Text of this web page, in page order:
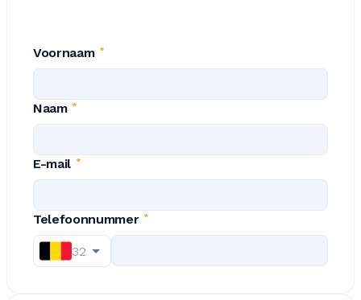
Voornaam *
Naam *
E-mail *
Telefoonnummer *
32